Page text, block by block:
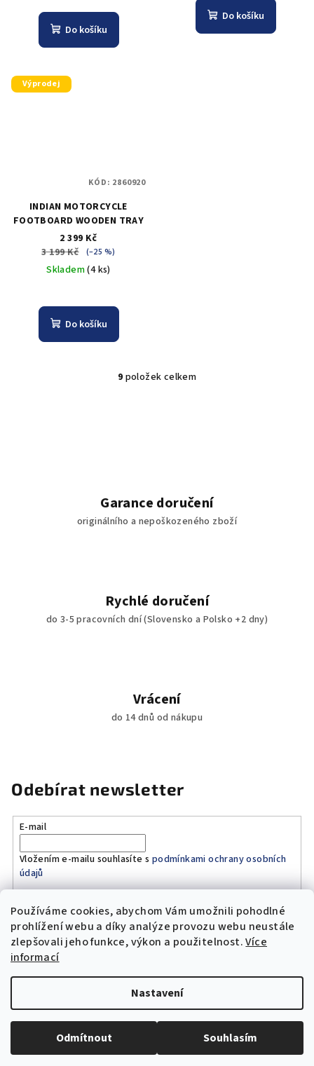
Používáme cookies, abychom Vám umožnili pohodlné
prohlížení webu a díky analýze provozu webu neustále
zlepšovali jeho funkce, výkon a použitelnost.Více
informací
Nastavení
Odmítnout Souhlasím
Do košíku
Do košíku
Výprodej
INDIAN MOTORCYCLE
FOOTBOARD WOODEN TRAY
2 399 Kč
3 199 Kč
(–25 %)
Skladem(4 ks)
Do košíku
KÓD: 2860920
O
í
p
r
v
ý
p
9 položek celkem
Garance doručení
originálního a nepoškozeného zboží
Rychlé doručení
do 3-5 pracovních dní (Slovensko a Polsko +2 dny)
Vrácení
do 14 dnů od nákupu
Odebírat newsletter
E-mail
Vložením e-mailu souhlasíte s podmínkami ochrany osobních
údajů
Přihlásit se
Copyright 2026Original Moto Shop. Všechna práva
Upravit nastavení cookies
Vytvořil Shoptet
Odstoupit od smlouvy